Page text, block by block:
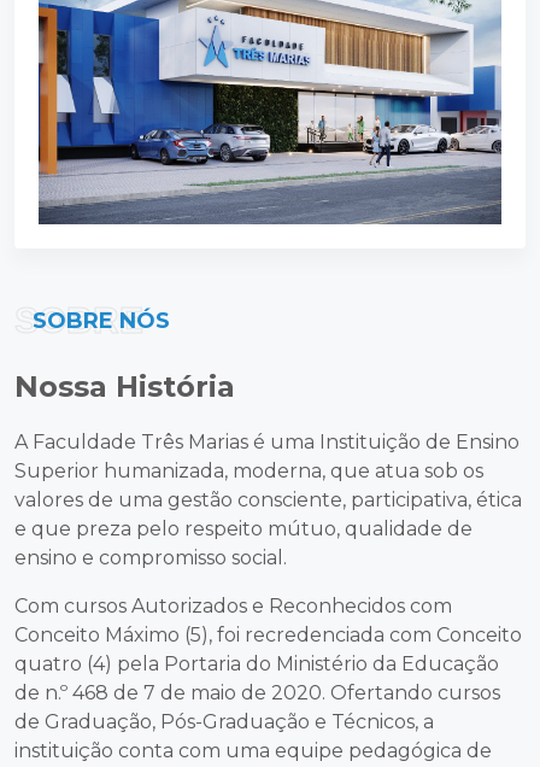
SOBRE NÓS
SOBRE
Nossa História
A Faculdade Três Marias é uma Instituição de Ensino
Superior humanizada, moderna, que atua sob os
valores de uma gestão consciente, participativa, ética
e que preza pelo respeito mútuo, qualidade de
ensino e compromisso social.
Com cursos Autorizados e Reconhecidos com
Conceito Máximo (5), foi recredenciada com Conceito
quatro (4) pela Portaria do Ministério da Educação
de n.º 468 de 7 de maio de 2020. Ofertando cursos
de Graduação, Pós-Graduação e Técnicos, a
instituição conta com uma equipe pedagógica de